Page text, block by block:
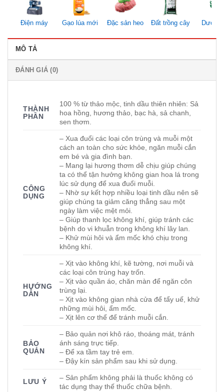
Điện máy Gạo lúa mới Đặc sản heo Đất trồng cây Dược
MÔ TẢ
ĐÁNH GIÁ (0)
THÀNH
PHẦN
100 % từ thảo mộc, tinh dầu thiên nhiên: Sả
hoa hồng, hương thảo, bạc hà, sả chanh,
sen thơm.
CÔNG
DỤNG
– Xua đuổi các loại côn trùng và muỗi một
cách an toàn cho sức khỏe, ngăn muỗi cắn
em bé và gia đình bạn.
– Mang lại hương thơm dễ chịu giúp chúng
ta có thể tận hưởng không gian hoa lá trong
lúc sử dụng để xua đuổi muỗi.
– Nhờ sự kết hợp nhiều loại tinh dầu nên sẽ
giúp chúng ta giảm căng thẳng sau một
ngày làm việc mệt mỏi.
– Giúp thanh lọc không khí, giúp tránh các
bệnh do vi khuẫn trong không khí lây lan.
– Khử mùi hôi và ẩm mốc khó chịu trong
không khí.
HƯỚNG
DẪN
– Xịt vào không khí, kẽ tường, nơi muỗi và
các loại côn trùng hay trốn.
– Xịt vào quần áo, chăn màn để ngăn côn
trùng lại.
– Xịt vào không gian nhà cửa để tẩy uế, khử
những mùi hôi, ẩm mốc.
– Xịt lên cơ thể để tránh muỗi cắn.
BẢO
QUẢN
– Bảo quản nơi khô ráo, thoáng mát, tránh
ánh sáng trực tiếp.
– Để xa tầm tay trẻ em.
– Đậy kín sản phẩm sau khi sử dụng.
LƯU Ý
– Sản phẩm không phải là thuốc không có
tác dụng thay thế thuốc chữa bệnh.